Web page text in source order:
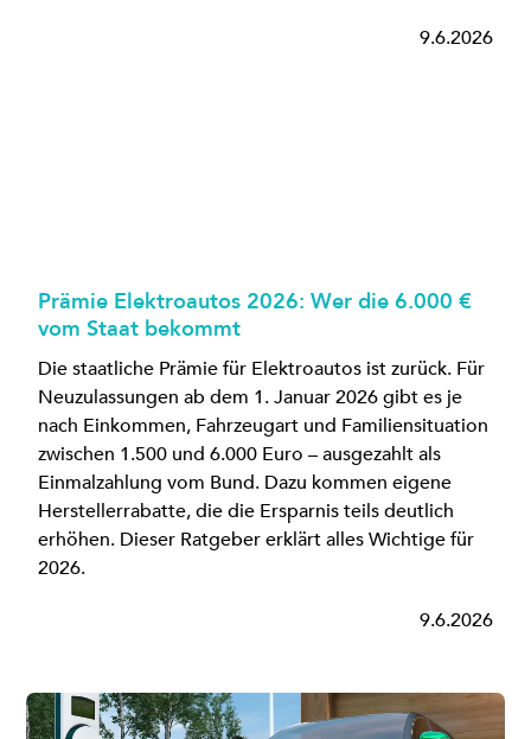
9.6.2026
Prämie Elektroautos 2026: Wer die 6.000 €
vom Staat bekommt
Die staatliche Prämie für Elektroautos ist zurück. Für
Neuzulassungen ab dem 1. Januar 2026 gibt es je
nach Einkommen, Fahrzeugart und Familiensituation
zwischen 1.500 und 6.000 Euro – ausgezahlt als
Einmalzahlung vom Bund. Dazu kommen eigene
Herstellerrabatte, die die Ersparnis teils deutlich
erhöhen. Dieser Ratgeber erklärt alles Wichtige für
2026.
9.6.2026